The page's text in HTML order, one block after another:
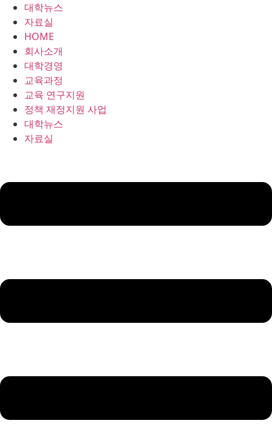
대학뉴스
자료실
HOME
회사소개
대학경영
교육과정
교육 연구지원
정책 재정지원 사업
대학뉴스
자료실